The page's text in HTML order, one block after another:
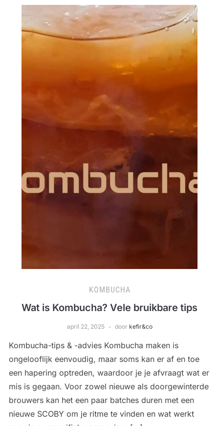
KOMBUCHA
Wat is Kombucha? Vele bruikbare tips
april 22, 2025 door kefir&co
Kombucha-tips & -advies Kombucha maken is
ongelooflijk eenvoudig, maar soms kan er af en toe
een hapering optreden, waardoor je je afvraagt ​​wat er
mis is gegaan. Voor zowel nieuwe als doorgewinterde
brouwers kan het een paar batches duren met een
nieuwe SCOBY om je ritme te vinden en wat werkt